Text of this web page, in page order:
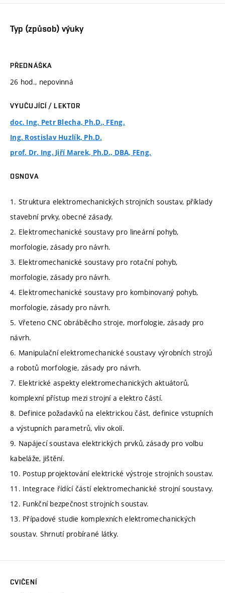
Typ (způsob) výuky
PŘEDNÁŠKA
26 hod., nepovinná
VYUČUJÍCÍ / LEKTOR
doc. Ing. Petr Blecha, Ph.D., FEng.
Ing. Rostislav Huzlík, Ph.D.
prof. Dr. Ing. Jiří Marek, Ph.D., DBA, FEng.
OSNOVA
1. Struktura elektromechanických strojních soustav, příklady
stavební prvky, obecné zásady.
2. Elektromechanické soustavy pro lineární pohyb,
morfologie, zásady pro návrh.
3. Elektromechanické soustavy pro rotační pohyb,
morfologie, zásady pro návrh.
4. Elektromechanické soustavy pro kombinovaný pohyb,
morfologie, zásady pro návrh.
5. Vřeteno CNC obráběcího stroje, morfologie, zásady pro
návrh.
6. Manipulační elektromechanické soustavy výrobních strojů
a robotů morfologie, zásady pro návrh.
7. Elektrické aspekty elektromechanických aktuátorů,
komplexní přístup mezi strojní a elektro částí.
8. Definice požadavků na elektrickou část, definice vstupních
a výstupních parametrů, vliv okolí.
9. Napájecí soustava elektrických prvků, zásady pro volbu
kabeláže, jištění.
10. Postup projektování elektrické výstroje strojních soustav.
11. Integrace řídící částí elektromechanické strojní soustavy.
12. Funkční bezpečnost strojních soustav.
13. Případové studie komplexních elektromechanických
soustav. Shrnutí probírané látky.
CVIČENÍ